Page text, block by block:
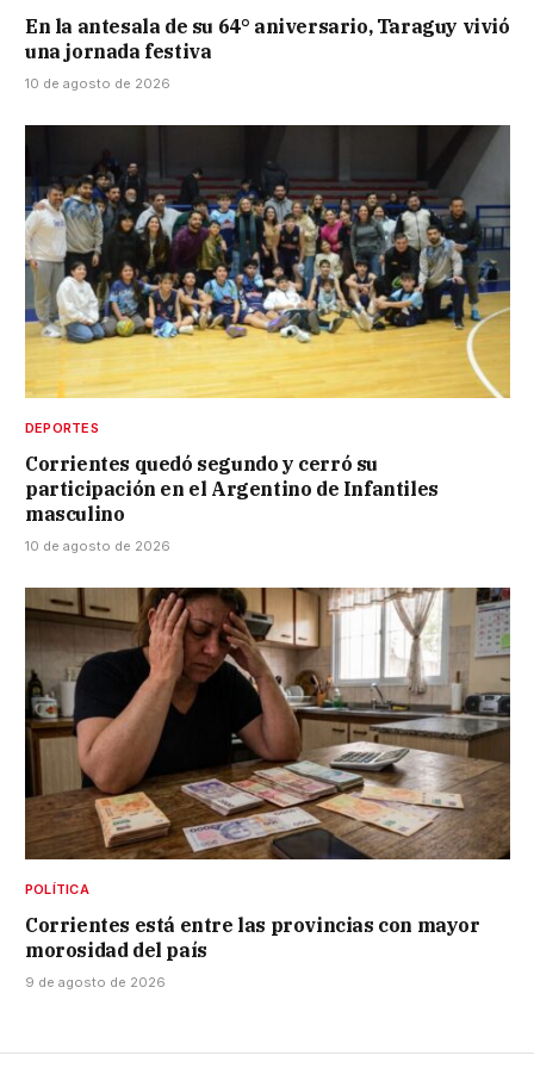
En la antesala de su 64° aniversario, Taraguy vivió
una jornada festiva
10 de agosto de 2026
DEPORTES
Corrientes quedó segundo y cerró su
participación en el Argentino de Infantiles
masculino
10 de agosto de 2026
POLÍTICA
Corrientes está entre las provincias con mayor
morosidad del país
9 de agosto de 2026